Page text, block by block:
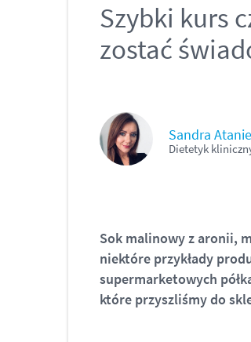
Szybki kurs
zostać
Sandra
Dietetyk
Sok malinowy z aronii,
niektóre przykłady
supermarketowych
które przyszliśmy do